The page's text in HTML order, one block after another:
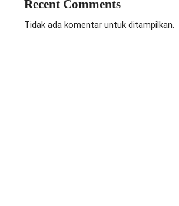
Recent Comments
Tidak ada komentar untuk ditampilkan.